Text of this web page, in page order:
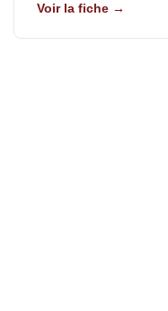
Voir la fiche →